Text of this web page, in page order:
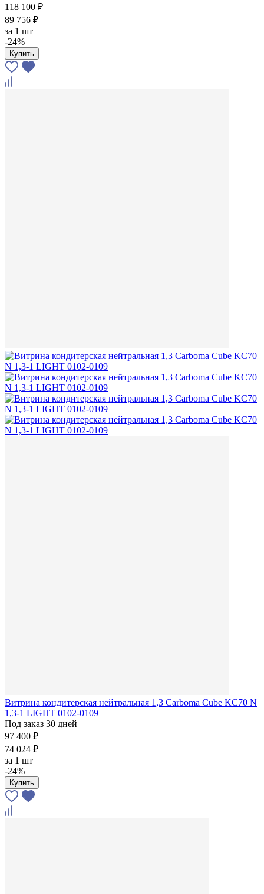
118 100 ₽
89 756 ₽
за 1 шт
-24%
Купить
Витрина кондитерская нейтральная 1,3 Сarboma Cube KC70 N
1,3-1 LIGHT 0102-0109
Под заказ 30 дней
97 400 ₽
74 024 ₽
за 1 шт
-24%
Купить